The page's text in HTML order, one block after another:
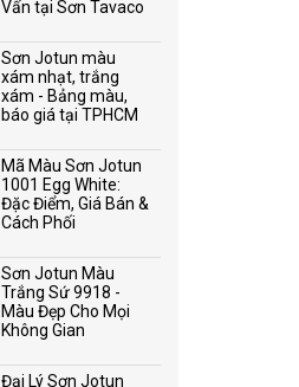
Vấn tại Sơn Tavaco
Sơn Jotun màu
xám nhạt, trắng
xám - Bảng màu,
báo giá tại TPHCM
Mã Màu Sơn Jotun
1001 Egg White:
Đặc Điểm, Giá Bán &
Cách Phối
Sơn Jotun Màu
Trắng Sứ 9918 -
Màu Đẹp Cho Mọi
Không Gian
Đại Lý Sơn Jotun